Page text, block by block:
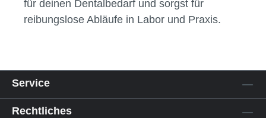
für deinen Dentalbedarf und sorgst für
reibungslose Abläufe in Labor und Praxis.
Service
Rechtliches